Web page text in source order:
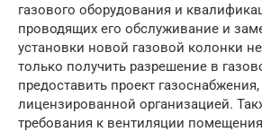
газового оборудования и
проводящих его обслуживание и
установки новой газовой колонки
только получить разрешение в
предоставить проект
лицензированной организацией.
требования к вентиляции